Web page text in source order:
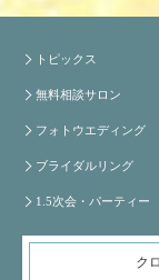
トピックス
無料相談サロン
フォトウエディング
ブライダルリング
1.5次会・パーティー
ク